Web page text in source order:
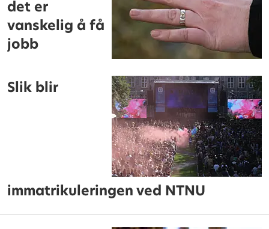
det er
vanskelig å få
jobb
Slik blir
immatrikuleringen ved NTNU